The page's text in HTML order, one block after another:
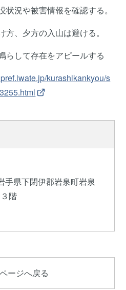
況や被害情報を確認する。
、夕方の入山は避ける。
らして存在をアピールする
kurashikankyou/s
県下閉伊郡岩泉町岩泉
階
ージへ戻る